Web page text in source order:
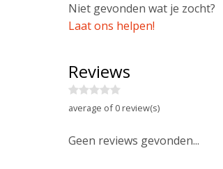
Niet gevonden wat je zocht?
Laat ons helpen!
Reviews
average of 0 review(s)
Geen reviews gevonden...